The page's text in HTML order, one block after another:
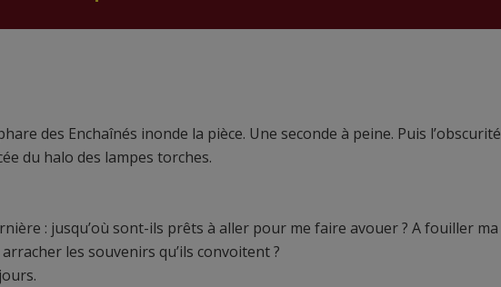
des Enchaînés inonde la pièce. Une seconde à peine. Puis l’obscurité
du halo des lampes torches.
: jusqu’où sont-ils prêts à aller pour me faire avouer ? A fouiller ma
les souvenirs qu’ils convoitent ?